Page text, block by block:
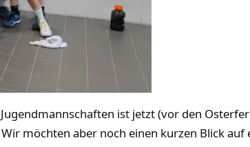
ist jetzt (vor den
möchten aber noch einen kurzen Blick auf